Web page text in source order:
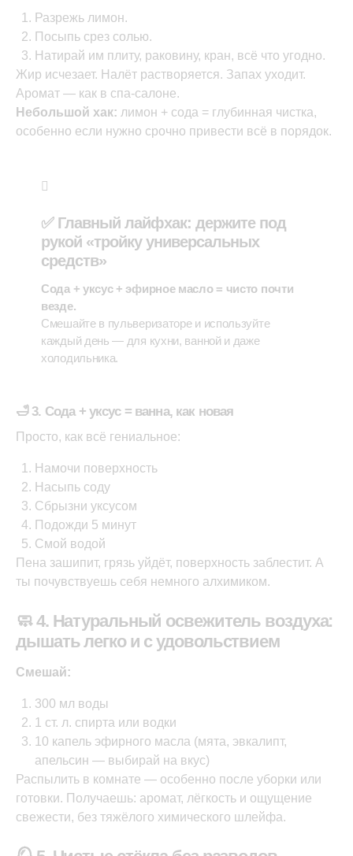
Разрежь лимон.
Посыпь срез солью.
Натирай им плиту, раковину, кран, всё что угодно.
Жир исчезает. Налёт растворяется. Запах уходит.
Аромат — как в спа-салоне.
Небольшой хак: лимон + сода = глубинная чистка,
особенно если нужно срочно привести всё в порядок.
✅ Главный лайфхак: держите под
рукой «тройку универсальных
средств»
Сода + уксус + эфирное масло = чисто почти
везде.
Смешайте в пульверизаторе и используйте
каждый день — для кухни, ванной и даже
холодильника.
🛁 3. Сода + уксус = ванна, как новая
Просто, как всё гениальное:
Намочи поверхность
Насыпь соду
Сбрызни уксусом
Подожди 5 минут
Смой водой
Пена зашипит, грязь уйдёт, поверхность заблестит. А
ты почувствуешь себя немного алхимиком.
🧼 4. Натуральный освежитель воздуха:
дышать легко и с удовольствием
Смешай:
300 мл воды
1 ст. л. спирта или водки
10 капель эфирного масла (мята, эвкалипт,
апельсин — выбирай на вкус)
Распылить в комнате — особенно после уборки или
готовки. Получаешь: аромат, лёгкость и ощущение
свежести, без тяжёлого химического шлейфа.